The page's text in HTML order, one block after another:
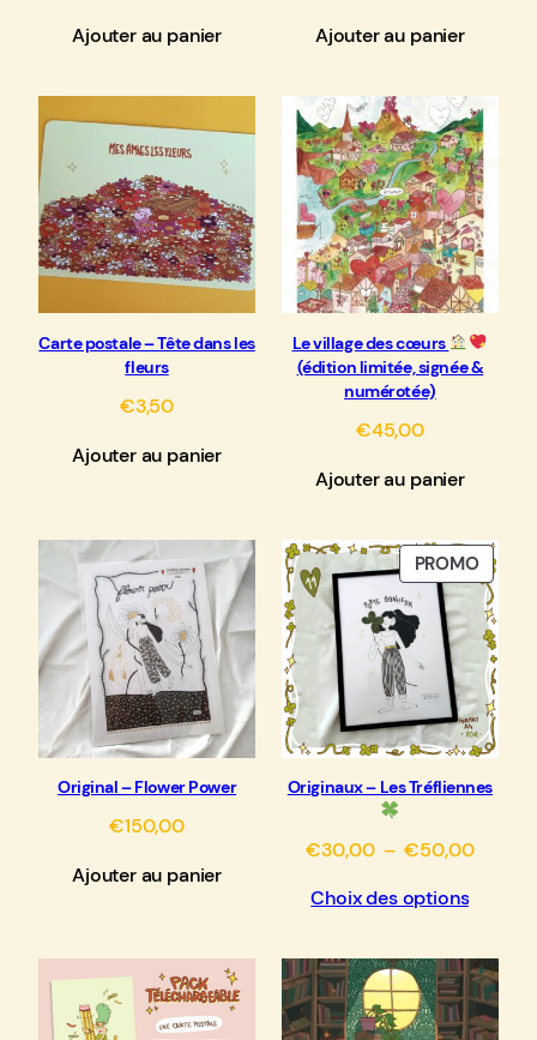
initial
€3,50.
actuel
€2,50.
Ajouter au panier
Ajouter au panier
Carte postale – Tête dans les
fleurs
€3,50
Ajouter au panier
Le village des cœurs
(édition limitée, signée &
numérotée)
€45,00
Ajouter au panier
Original – Flower Power
€150,00
Ajouter au panier
PROMO
EN
Originaux – Les Tréfliennes
€30,00 – €50,00Plage
à
Choix des options